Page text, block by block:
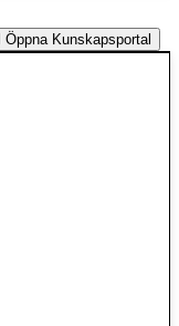
Öppna Kunskapsportal